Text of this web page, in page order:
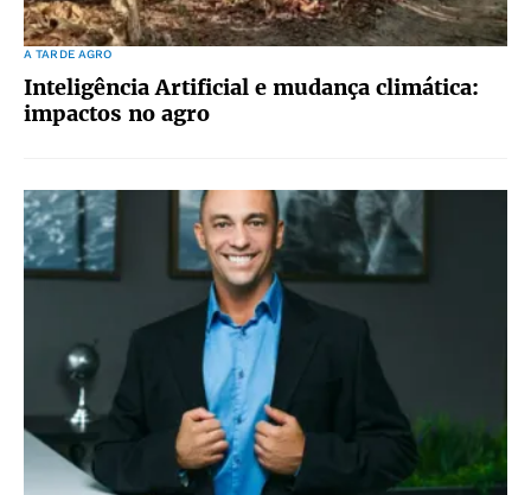
A TARDE AGRO
Inteligência Artificial e mudança climática:
impactos no agro